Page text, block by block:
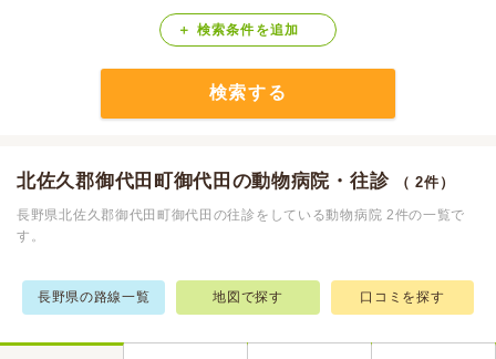
Calooペットとは？ 検索条件 を追加
検索する
北佐久郡御代田町御代田の動物病院・往診 （ 2件）
長野県北佐久郡御代田町御代田の往診をしている動物病院 2件の一覧で
す。
長野県の路線一覧 地図で探す 口コミを探す